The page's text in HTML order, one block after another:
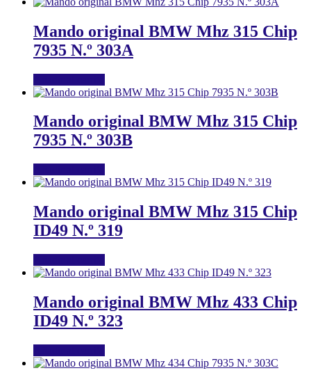
Mando original BMW Mhz 315 Chip
7935 N.º 303A
Mando original BMW Mhz 315 Chip
7935 N.º 303B
Mando original BMW Mhz 315 Chip
ID49 N.º 319
Mando original BMW Mhz 433 Chip
ID49 N.º 323